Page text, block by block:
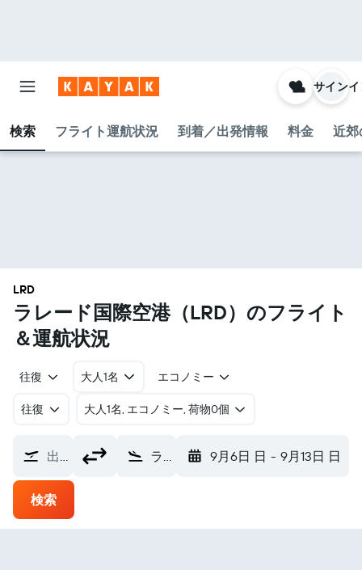
検索 フライト運航状況 到着／出発情報 料金 近郊
サイン
LRD
ラレード国際空港​（LRD​）のフライト
＆運航状況
往復 大人1名 エコノミー
往復 ​大人1名, エコノミー, 荷物0個
出発地 ラレード国際空港 (LRD) 9月6日 日 - 9月13日 日
検索